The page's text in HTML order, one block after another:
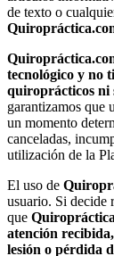
de texto o
tecnológico y no
quiroprácticos ni
garantizamos que
un momento
canceladas,
utilización de la
El uso de
usuario. Si decide
que
atención
lesión o pérdida